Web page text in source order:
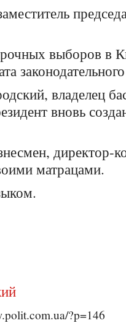
выборов в
владелец
вновь
директор-
матрацами.
?p=146